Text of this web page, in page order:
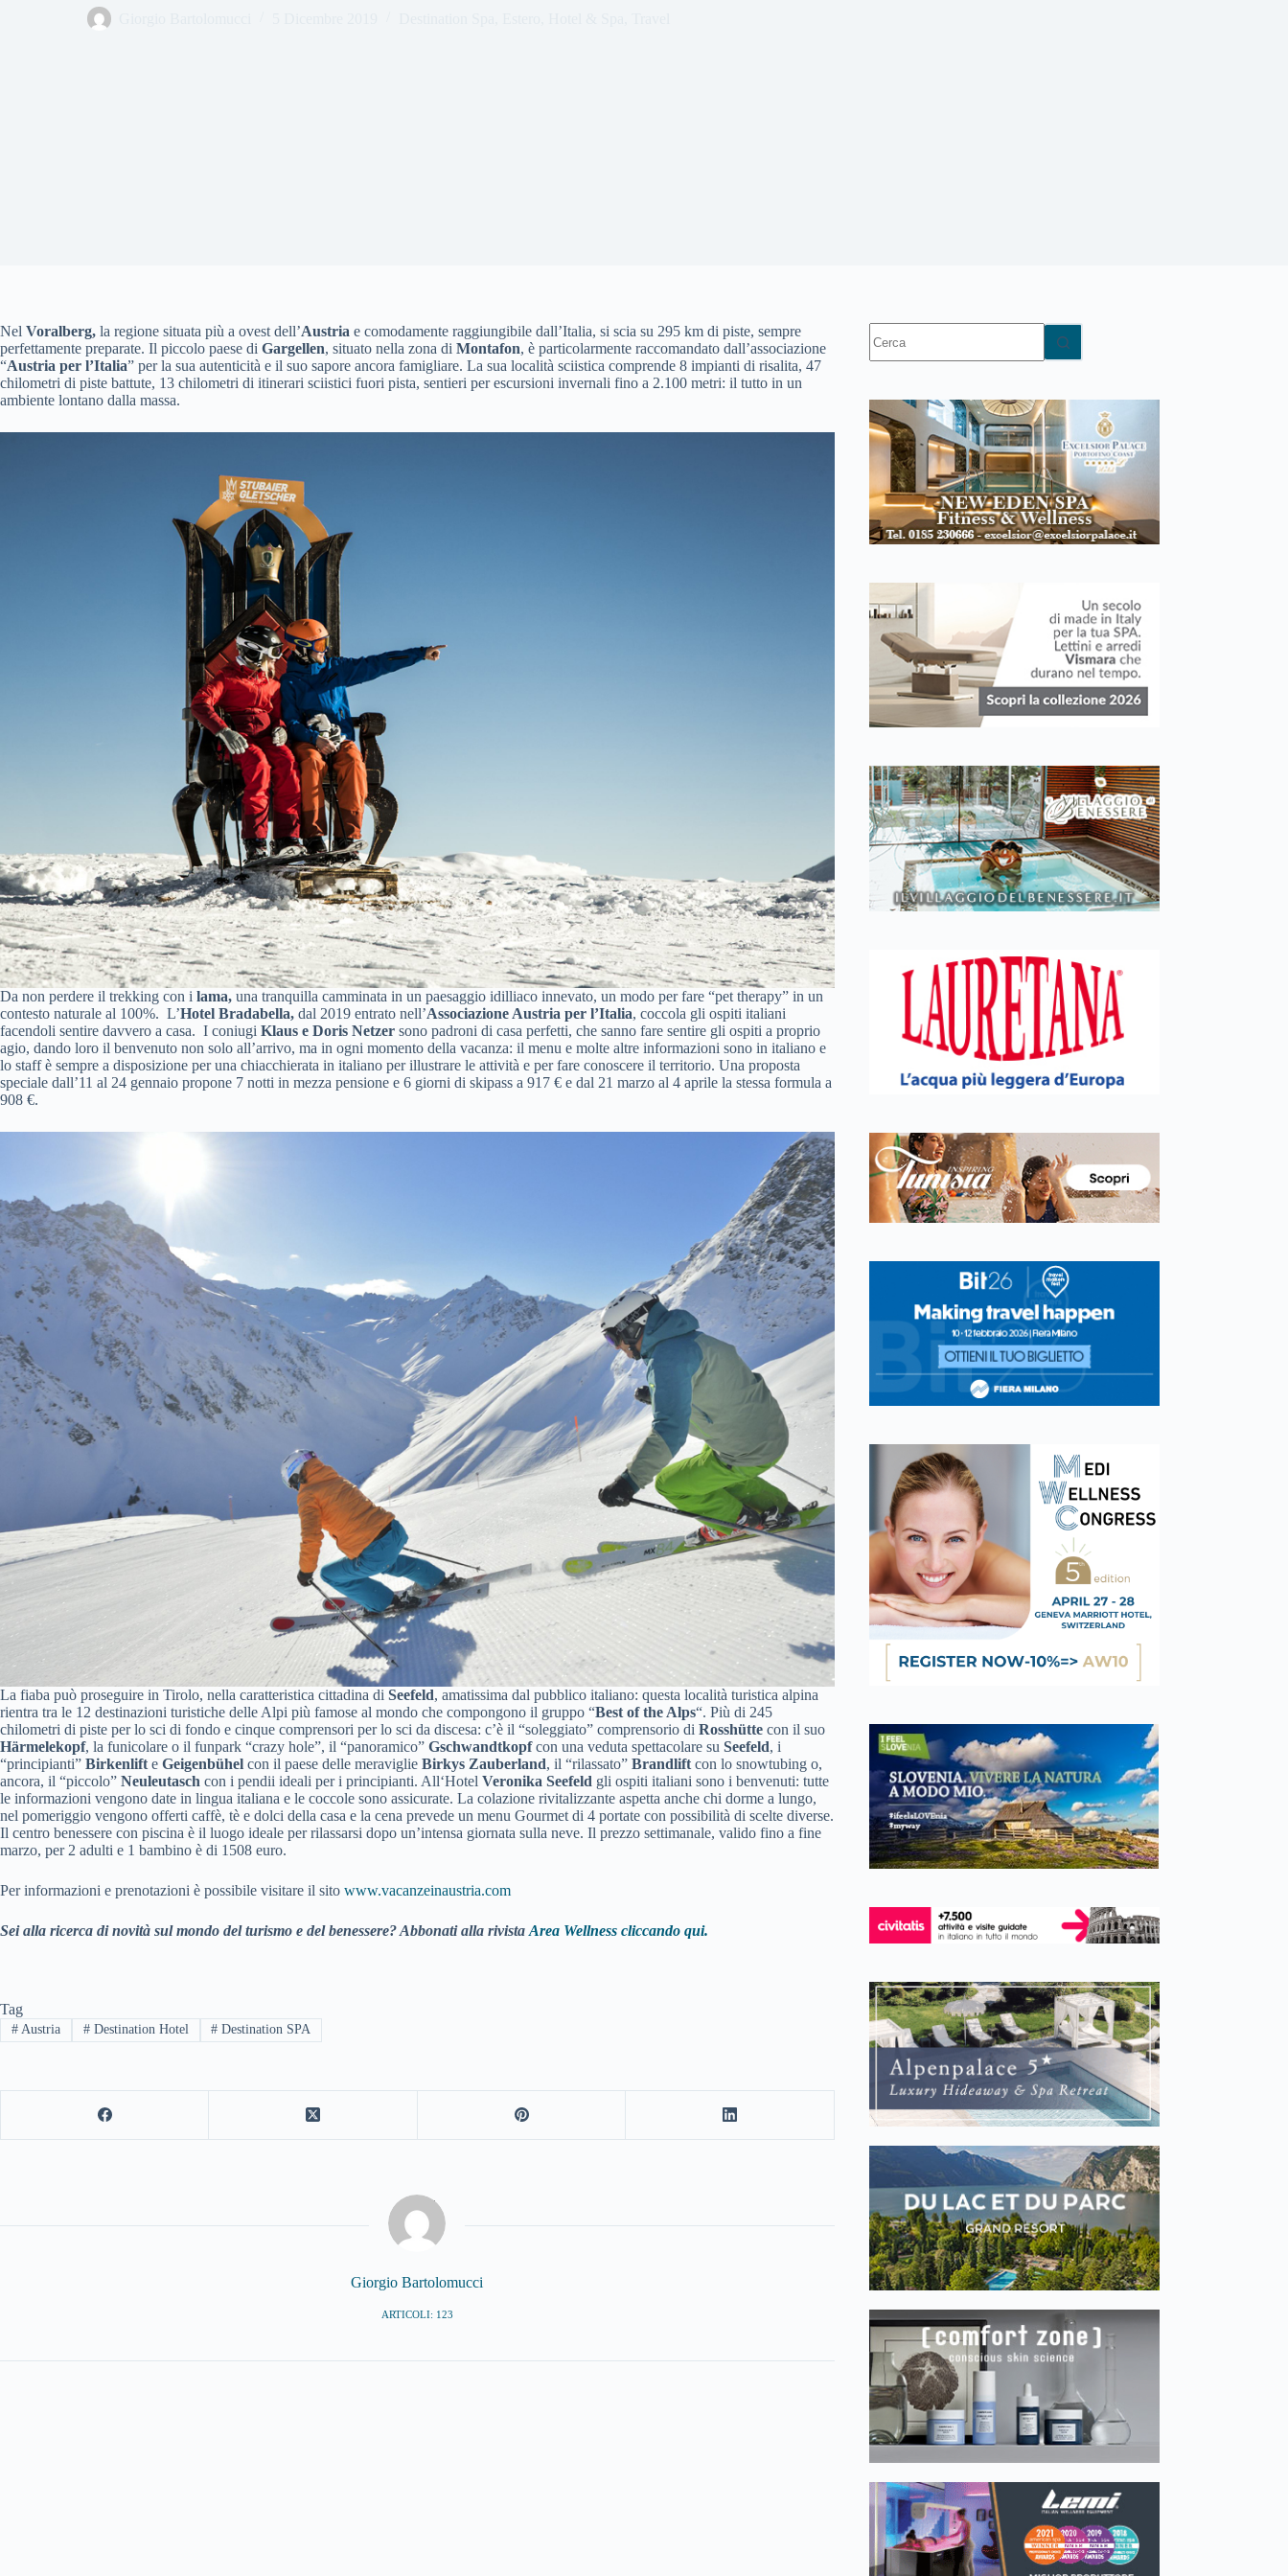
Nel Voralberg, la regione situata più a ovest dell’Austria e comodamente raggiungibile dall’Italia, si scia su 295 km di piste, sempre
perfettamente preparate. Il piccolo paese di Gargellen, situato nella zona di Montafon, è particolarmente raccomandato dall’associazione
“Austria per l’Italia” per la sua autenticità e il suo sapore ancora famigliare. La sua località sciistica comprende 8 impianti di risalita, 47
chilometri di piste battute, 13 chilometri di itinerari sciistici fuori pista, sentieri per escursioni invernali fino a 2.100 metri: il tutto in un
ambiente lontano dalla massa.
Da non perdere il trekking con i lama, una tranquilla camminata in un paesaggio idilliaco innevato, un modo per fare “pet therapy” in un
contesto naturale al 100%. L’Hotel Bradabella, dal 2019 entrato nell’Associazione Austria per l’Italia, coccola gli ospiti italiani
facendoli sentire davvero a casa. I coniugi Klaus e Doris Netzer sono padroni di casa perfetti, che sanno fare sentire gli ospiti a proprio
agio, dando loro il benvenuto non solo all’arrivo, ma in ogni momento della vacanza: il menu e molte altre informazioni sono in italiano e
lo staff è sempre a disposizione per una chiacchierata in italiano per illustrare le attività e per fare conoscere il territorio. Una proposta
speciale dall’11 al 24 gennaio propone 7 notti in mezza pensione e 6 giorni di skipass a 917 € e dal 21 marzo al 4 aprile la stessa formula a
908 €.
La fiaba può proseguire in Tirolo, nella caratteristica cittadina di Seefeld, amatissima dal pubblico italiano: questa località turistica alpina
rientra tra le 12 destinazioni turistiche delle Alpi più famose al mondo che compongono il gruppo “Best of the Alps“. Più di 245
chilometri di piste per lo sci di fondo e cinque comprensori per lo sci da discesa: c’è il “soleggiato” comprensorio di Rosshütte con il suo
Härmelekopf, la funicolare o il funpark “crazy hole”, il “panoramico” Gschwandtkopfcon una veduta spettacolare su Seefeld, i
“principianti” Birkenlift e Geigenbühel con il paese delle meraviglie Birkys Zauberland, il “rilassato” Brandlift con lo snowtubing o,
ancora, il “piccolo” Neuleutasch con i pendii ideali per i principianti. All‘Hotel Veronika Seefeld gli ospiti italiani sono i benvenuti: tutte
le informazioni vengono date in lingua italiana e le coccole sono assicurate. La colazione rivitalizzante aspetta anche chi dorme a lungo,
nel pomeriggio vengono offerti caffè, tè e dolci della casa e la cena prevede un menu Gourmet di 4 portate con possibilità di scelte diverse.
Il centro benessere con piscina è il luogo ideale per rilassarsi dopo un’intensa giornata sulla neve. Il prezzo settimanale, valido fino a fine
marzo, per 2 adulti e 1 bambino è di 1508 euro.
Per informazioni e prenotazioni è possibile visitare il sito www.vacanzeinaustria.com
Sei alla ricerca di novità sul mondo del turismo e del benessere? Abbonati alla rivista Area Wellness cliccando qui.
Tag
#Austria #Destination Hotel # Destination SPA
Giorgio Bartolomucci
ARTICOLI: 123
risultato